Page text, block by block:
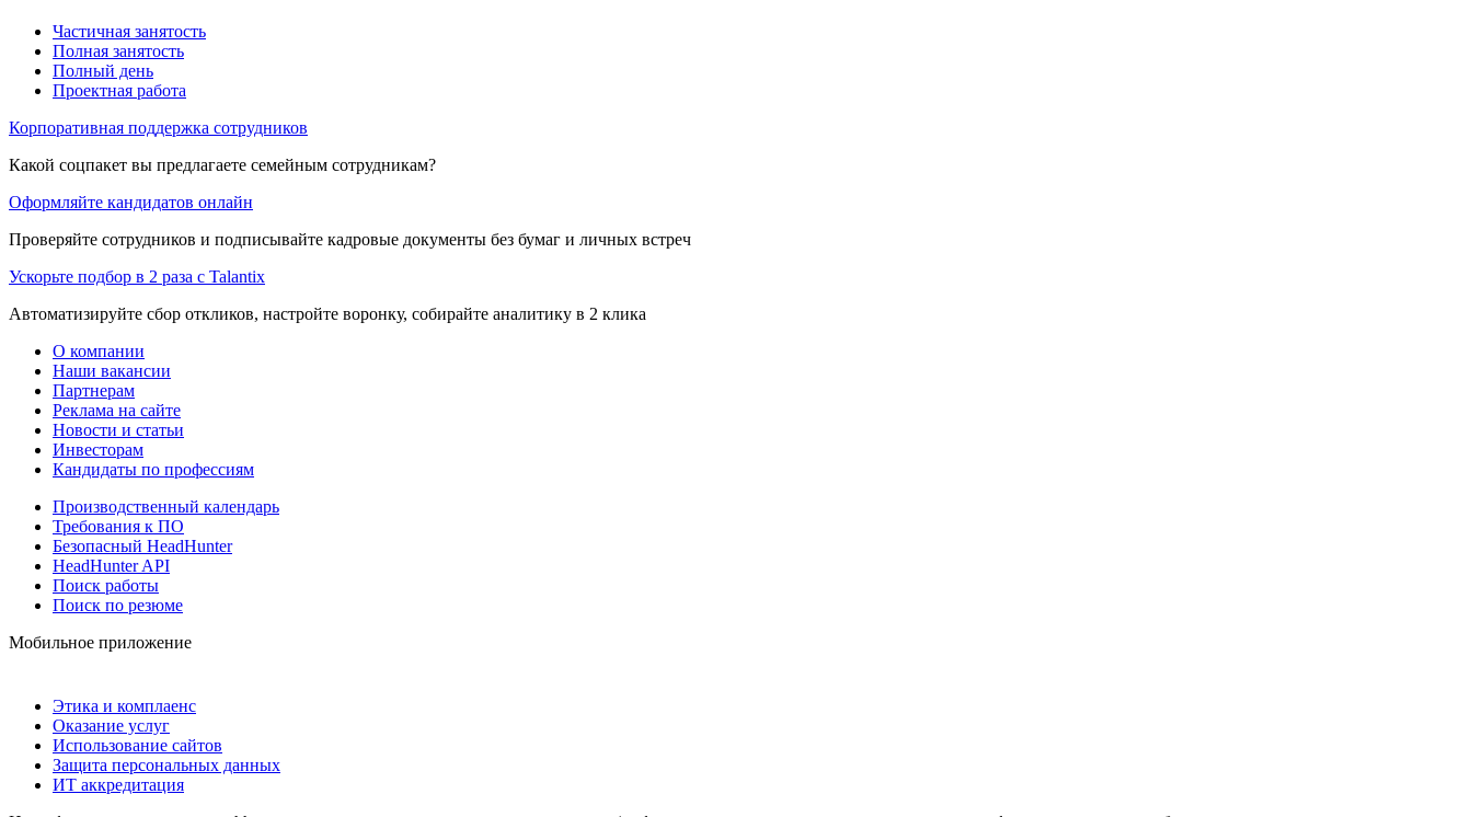
Частичная занятость
Полная занятость
Полный день
Проектная работа
Корпоративная поддержка сотрудников
Какой соцпакет вы предлагаете семейным сотрудникам?
Оформляйте кандидатов онлайн
Проверяйте сотрудников и подписывайте кадровые документы без бумаг и личных встреч
Ускорьте подбор в 2 раза с Talantix
Автоматизируйте сбор откликов, настройте воронку, собирайте аналитику в 2 клика
О компании
Наши вакансии
Партнерам
Реклама на сайте
Новости и статьи
Инвесторам
Кандидаты по профессиям
Производственный календарь
Требования к ПО
Безопасный HeadHunter
HeadHunter API
Поиск работы
Поиск по резюме
Мобильное приложение
Этика и комплаенс
Оказание услуг
Использование сайтов
Защита персональных данных
ИТ аккредитация